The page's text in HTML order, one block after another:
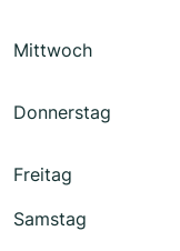
Mittwoch
Donnerstag
Freitag
Samstag